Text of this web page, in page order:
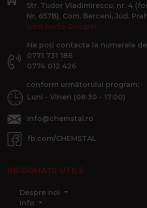
Str. Tudor Vladimirescu, nr. 4
Nr. 657B), Com. Berceni, Jud.
(vezi harta Google)
Ne poți contacta la numerele
0771 731 186
0774 012 426
conform următorului program:
Luni - Vineri (08:30 - 17:00)
info@chemstal.ro
fb.com/CHEMSTAL
INFORMAȚII UTILE
Despre noi
Info